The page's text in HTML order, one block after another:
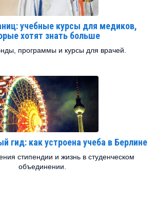
учебные курсы для медиков,
хотят знать больше
программы и курсы для врачей.
гид: как устроена учеба в Берлине
стипендии и жизнь в студенческом
объединении.